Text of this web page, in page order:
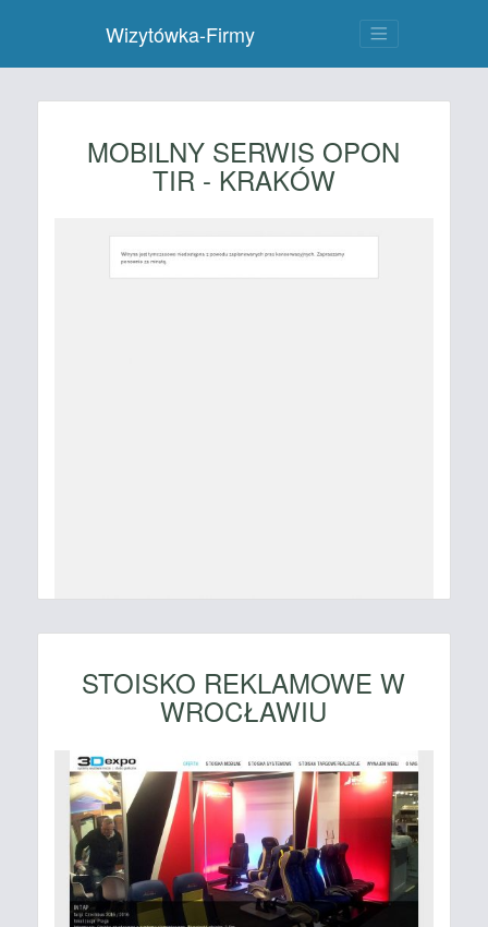
Wizytówka-Firmy
MOBILNY SERWIS OPON
TIR - KRAKÓW
STOISKO REKLAMOWE W
WROCŁAWIU